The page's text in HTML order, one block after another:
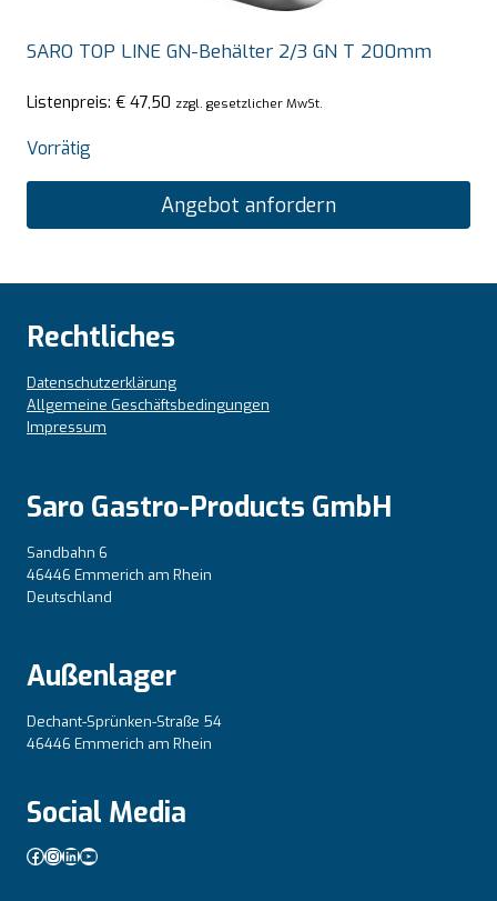
SARO TOP LINE GN-Behälter 2/3 GN T 200mm
Listenpreis: € 47,50 zzgl. gesetzlicher MwSt.
Vorrätig
Angebot anfordern
Rechtliches
Datenschutzerklärung
Allgemeine Geschäftsbedingungen
Impressum
Saro Gastro-Products GmbH
Sandbahn 6
46446 Emmerich am Rhein
Deutschland
Außenlager
Dechant-Sprünken-Straße 54
46446 Emmerich am Rhein
Social Media
Facebook
Instagram
LinkedIn
YouTube